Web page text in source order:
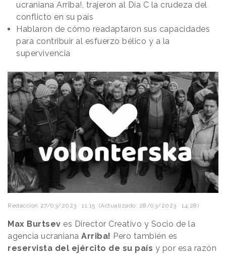
ucraniana Arriba!, trajeron al Día C la crudeza del
conflicto en su país
Hablaron de cómo readaptaron sus capacidades
para contribuir al esfuerzo bélico y a la
supervivencia
Redacción 27/03/2023 · 11:15 (Actualizado: 28/03/2023 · 14:28)
Max Burtsev es Director Creativo y Socio de la
agencia ucraniana Arriba! Pero también es
reservista del ejército de su país y por esa razón